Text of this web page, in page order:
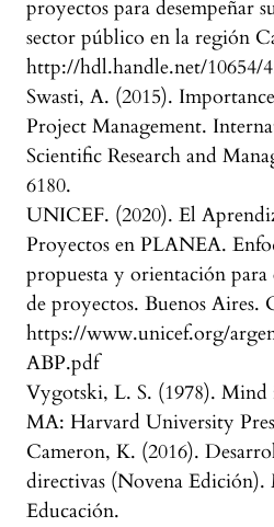
proyectos para desempeñar
sector público en la región
http://hdl.handle.net/10654/
Swasti, A. (2015).
Project Management.
Scientific Research and
6180.
UNICEF. (2020). El
Proyectos en PLANEA.
propuesta y orientación
de proyectos. Buenos Aires.
https://www.unicef.org/
ABP.pdf
Vygotski, L. S. (1978).
MA: Harvard University
Cameron, K. (2016).
directivas (Novena Edición).
Educación.